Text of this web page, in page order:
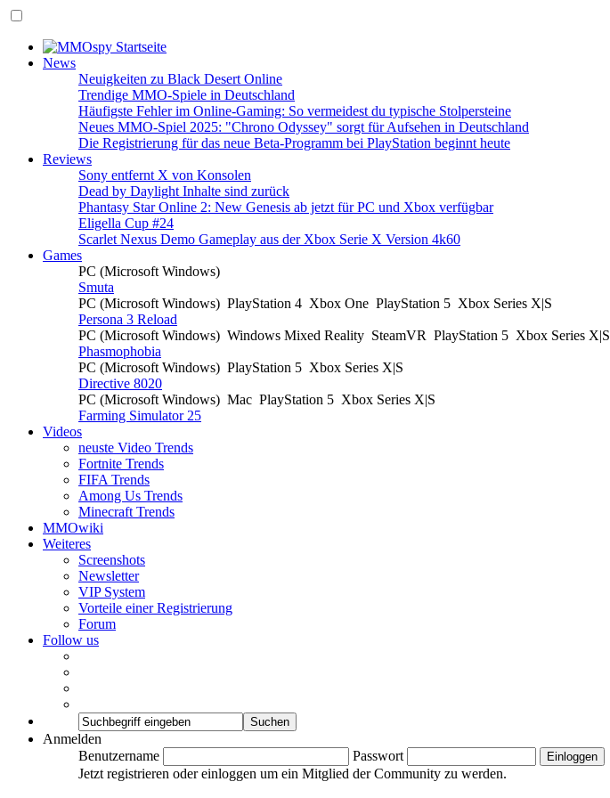
News
Neuigkeiten zu Black Desert Online
Trendige MMO-Spiele in Deutschland
Häufigste Fehler im Online-Gaming: So vermeidest du typische Stolpersteine
Neues MMO-Spiel 2025: "Chrono Odyssey" sorgt für Aufsehen in Deutschland
Die Registrierung für das neue Beta-Programm bei PlayStation beginnt heute
Reviews
Sony entfernt X von Konsolen
Dead by Daylight Inhalte sind zurück
Phantasy Star Online 2: New Genesis ab jetzt für PC und Xbox verfügbar
Eligella Cup #24
Scarlet Nexus Demo Gameplay aus der Xbox Serie X Version 4k60
Games
PC (Microsoft Windows)
Smuta
PC (Microsoft Windows) PlayStation 4 Xbox One PlayStation 5 Xbox Series X|S
Persona 3 Reload
PC (Microsoft Windows) Windows Mixed Reality SteamVR PlayStation 5 Xbox Series X|S
Phasmophobia
PC (Microsoft Windows) PlayStation 5 Xbox Series X|S
Directive 8020
PC (Microsoft Windows) Mac PlayStation 5 Xbox Series X|S
Farming Simulator 25
Videos
neuste Video Trends
Fortnite Trends
FIFA Trends
Among Us Trends
Minecraft Trends
MMOwiki
Weiteres
Screenshots
Newsletter
VIP System
Vorteile einer Registrierung
Forum
Follow us
Anmelden
Benutzername
Passwort
Jetzt registrieren oder einloggen um ein Mitglied der Community zu werden.